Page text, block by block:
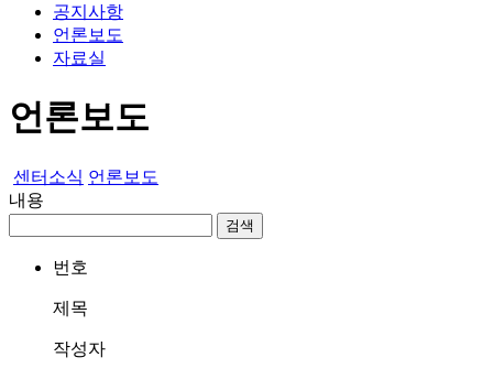
공지사항
언론보도
자료실
언론보도
센터소식 언론보도
내용
검색
번호
제목
작성자